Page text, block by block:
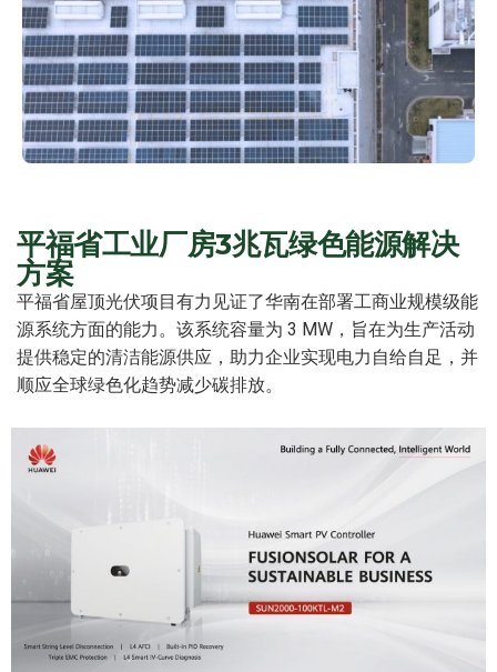
平福省工业厂房3兆瓦绿色能源解决
方案
平福省屋顶光伏项目有力见证了华南在部署工商业规模级能
源系统方面的能力。该系统容量为 3 MW，旨在为生产活动
提供稳定的清洁能源供应，助力企业实现电力自给自足，并
顺应全球绿色化趋势减少碳排放。